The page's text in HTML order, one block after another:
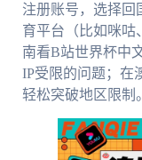
注册账号，选择回
育平台（比如咪咕
南看B站世界杯中
IP受限的问题；在
轻松突破地区限制。